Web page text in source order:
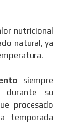
nutricional
natural, ya
siempre
durante su
procesado
temporada